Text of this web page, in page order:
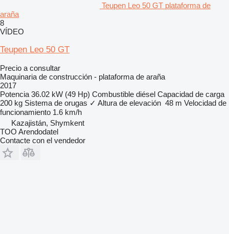
Teupen Leo 50 GT plataforma de
araña
8
VÍDEO
Teupen Leo 50 GT
Precio a consultar
Maquinaria de construcción - plataforma de araña
2017
Potencia 36.02 kW (49 Hp) Combustible diésel Capacidad de carga
200 kg Sistema de orugas ✓ Altura de elevación 48 m Velocidad de
funcionamiento 1.6 km/h
Kazajistán, Shymkent
TOO Arendodatel
Contacte con el vendedor